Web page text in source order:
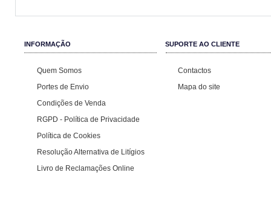
INFORMAÇÃO
Quem Somos
Portes de Envio
Condições de Venda
RGPD - Política de Privacidade
Política de Cookies
Resolução Alternativa de Litígios
Livro de Reclamações Online
SUPORTE AO CLIENTE
Contactos
Mapa do site